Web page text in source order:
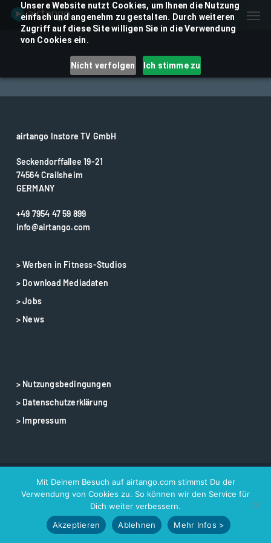
Unsere Website nutzt Cookies, um Ihnen die Nutzung
einfach und angenehm zu gestalten. Durch weiteren
Zugriff auf diese Site willigen Sie in die Verwendung
von Cookies ein.
Nicht verfolgen Ich stimme zu
Skip
content
airtango Instore TV GmbH
Seckendorffallee 19-21
74564 Crailsheim
GERMANY
+49 7954 47 59 899
info@airtango.com
> Werben in Fitness-Studios
> Download Mediadaten
> Jobs
> News
> Nutzungsbedingungen
> Datenschutzerklärung
> Impressum
© 2025 airtango – airtango is a registered trademark
Mit Deinem Besuch auf airtango.com stimmst Du der
Verwendung von Cookies zu. So können wir den Service für
Dich weiter verbessern.
Akzeptieren
Ablehnen Mehr Infos >